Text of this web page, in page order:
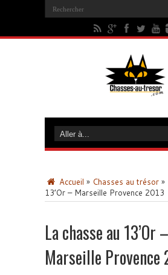
Accueil » Chasses au trésor »
13’Or – Marseille Provence 2013
La chasse au 13’Or –
Marseille Provence